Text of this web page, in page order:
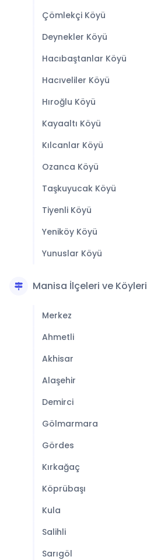
Çömlekçi Köyü
Deynekler Köyü
Hacıbaştanlar Köyü
Hacıveliler Köyü
Hıroğlu Köyü
Kayaaltı Köyü
Kılcanlar Köyü
Ozanca Köyü
Taşkuyucak Köyü
Tiyenli Köyü
Yeniköy Köyü
Yunuslar Köyü
Manisa İlçeleri ve Köyleri
Merkez
Ahmetli
Akhisar
Alaşehir
Demirci
Gölmarmara
Gördes
Kırkağaç
Köprübaşı
Kula
Salihli
Sarıgöl